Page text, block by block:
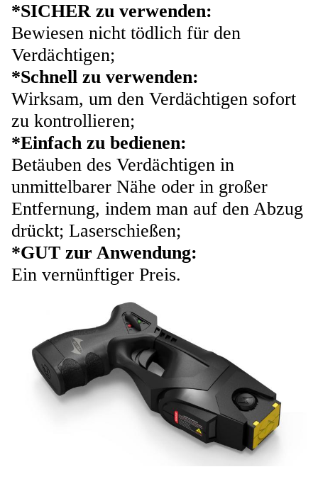
*SICHER zu verwenden:
Bewiesen nicht tödlich für den
Verdächtigen;
*Schnell zu verwenden:
Wirksam, um den Verdächtigen sofort
zu kontrollieren;
*Einfach zu bedienen:
Betäuben des Verdächtigen in
unmittelbarer Nähe oder in großer
Entfernung, indem man auf den Abzug
drückt; Laserschießen;
*GUT zur Anwendung:
Ein vernünftiger Preis.